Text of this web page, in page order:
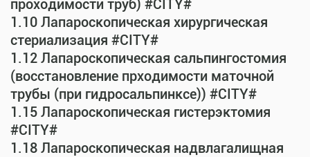
проходимости труб) #CITY#
1.10 Лапароскопическая хирургическая
стериализация #CITY#
1.12 Лапароскопическая сальпингостомия
(восстановление прходимости маточной
трубы (при гидросальпинксе)) #CITY#
1.15 Лапароскопическая гистерэктомия
#CITY#
1.18 Лапароскопическая надвлагалищная